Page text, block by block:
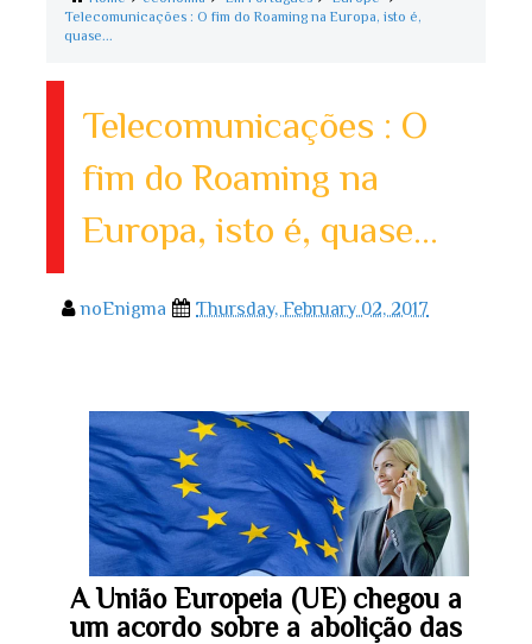
Telecomunicações : O fim do Roaming na Europa, isto é,
quase...
Telecomunicações : O
fim do Roaming na
Europa, isto é, quase...
noEnigma Thursday, February 02, 2017
A União Europeia (UE) chegou a
um acordo sobre a abolição das